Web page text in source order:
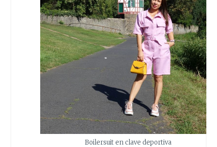
Boilersuit en clave deportiva